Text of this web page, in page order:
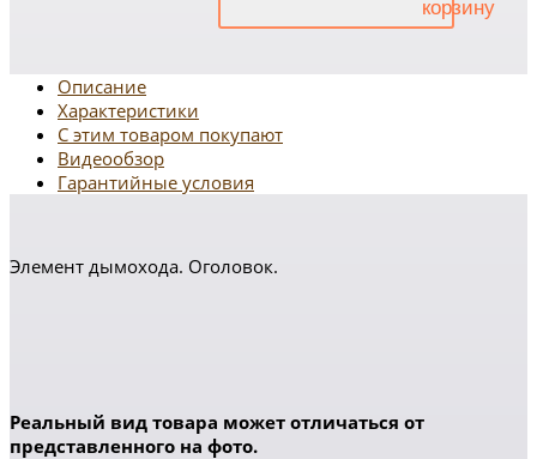
Описание
Характеристики
С этим товаром покупают
Видеообзор
Гарантийные условия
Элемент дымохода. Оголовок.
Реальный вид товара может отличаться от
представленного на фото.